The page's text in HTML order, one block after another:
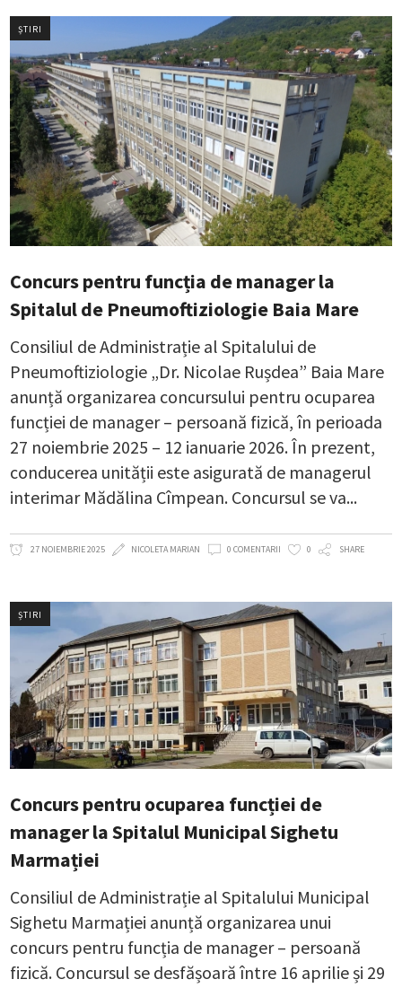
ȘTIRI
Concurs pentru funcția de manager la
Spitalul de Pneumoftiziologie Baia Mare
Consiliul de Administrație al Spitalului de
Pneumoftiziologie „Dr. Nicolae Rușdea” Baia Mare
anunță organizarea concursului pentru ocuparea
funcției de manager – persoană fizică, în perioada
27 noiembrie 2025 – 12 ianuarie 2026. În prezent,
conducerea unității este asigurată de managerul
interimar Mădălina Cîmpean. Concursul se va
27 NOIEMBRIE 2025 NICOLETA MARIAN 0 COMENTARII 0 SHARE
ȘTIRI
Concurs pentru ocuparea funcției de
manager la Spitalul Municipal Sighetu
Marmației
Consiliul de Administrație al Spitalului Municipal
Sighetu Marmației anunță organizarea unui
concurs pentru funcția de manager – persoană
fizică. Concursul se desfășoară între 16 aprilie și 29